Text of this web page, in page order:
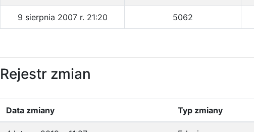
9 sierpnia 2007 r. 21:20 5062
Rejestr zmian
Data zmiany Typ zmiany